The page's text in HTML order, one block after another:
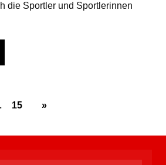
die Sportler und Sportlerinnen
15 »